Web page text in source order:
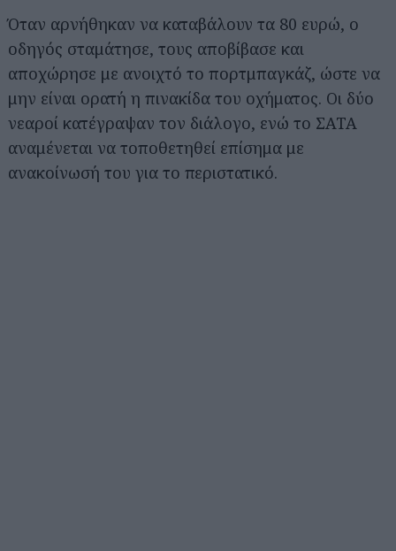
Όταν αρνήθηκαν να καταβάλουν τα 80 ευρώ, ο
οδηγός σταμάτησε, τους αποβίβασε και
αποχώρησε με ανοιχτό το πορτμπαγκάζ, ώστε να
μην είναι ορατή η πινακίδα του οχήματος. Οι δύο
νεαροί κατέγραψαν τον διάλογο, ενώ το ΣΑΤΑ
αναμένεται να τοποθετηθεί επίσημα με
ανακοίνωσή του για το περιστατικό.